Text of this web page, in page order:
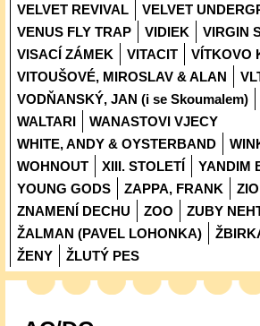
VELVET REVIVAL
VELVET
VENUS FLY TRAP
VIDIEK
VIRGIN
VISACÍ ZÁMEK
VITACIT
VÍTKOVO
VITOUŠOVÉ, MIROSLAV & ALAN
VODŇANSKÝ, JAN (i se Skoumalem)
WALTARI
WANASTOVI VJECY
WHITE, ANDY & OYSTERBAND
WOHNOUT
XIII. STOLETÍ
YANDIM
YOUNG GODS
ZAPPA, FRANK
ZNAMENÍ DECHU
ZOO ZUBY
ŽALMAN (PAVEL LOHONKA)
ŽENY
ŽLUTÝ PES